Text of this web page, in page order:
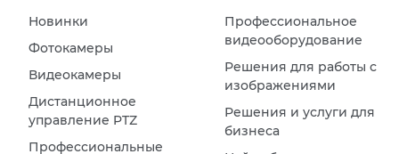
Новинки
Фотокамеры
Видеокамеры
Дистанционное
управление PTZ
Профессиональные
Профессиональное
видеооборудование
Решения для работы с
изображениями
Решения и услуги для
бизнеса